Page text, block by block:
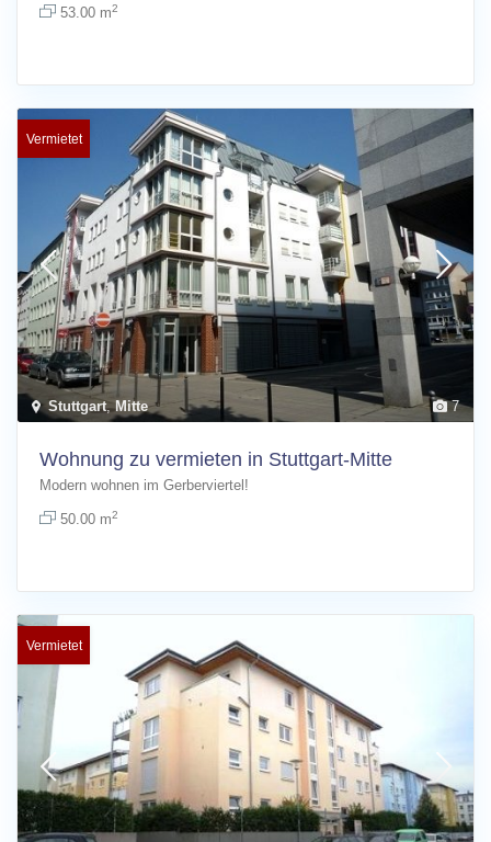
53.00 m2
7
Stuttgart,Mitte
Vermietet
Wohnung zu vermieten in Stuttgart-Mitte
Modern wohnen im Gerberviertel!
50.00 m2
Vermietet